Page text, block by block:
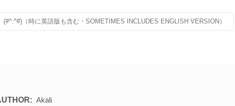
(#^.^#)（時に英語版も含む・SOMETIMES INCLUDES ENGLISH VERSION）
Akali